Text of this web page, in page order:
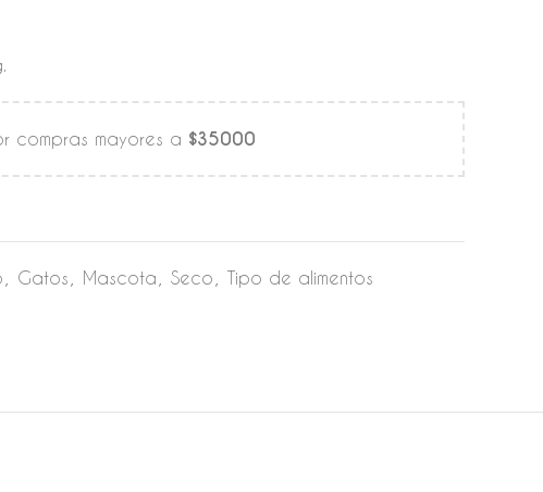
compras mayores a $35000
Gatos Mascota Seco Tipo de alimentos